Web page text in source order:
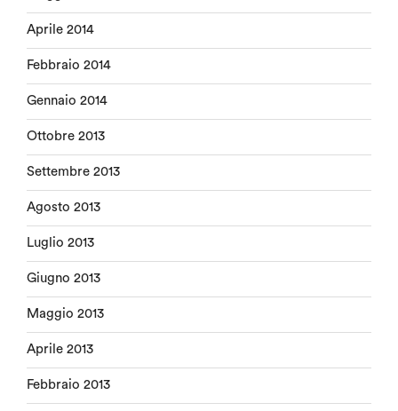
Aprile 2014
Febbraio 2014
Gennaio 2014
Ottobre 2013
Settembre 2013
Agosto 2013
Luglio 2013
Giugno 2013
Maggio 2013
Aprile 2013
Febbraio 2013